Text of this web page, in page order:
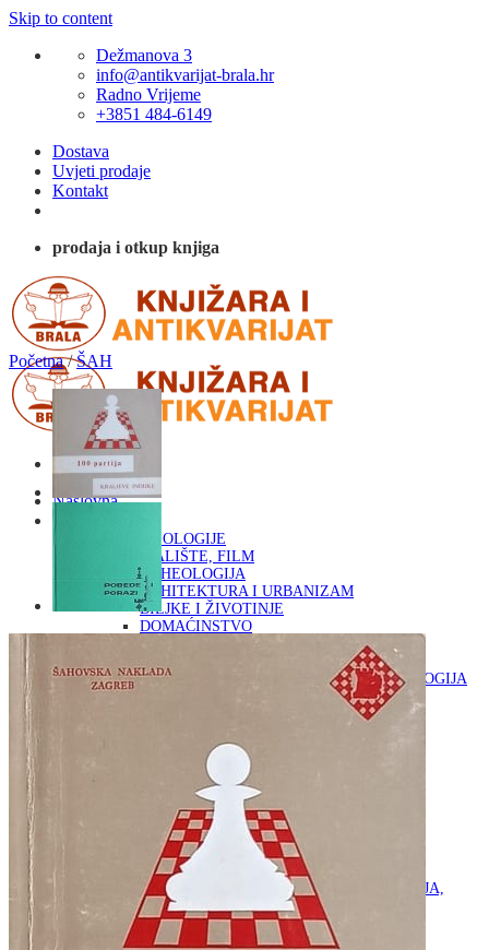
Skip to content
Dežmanova 3
info@antikvarijat-brala.hr
Radno Vrijeme
+3851 484-6149
Dostava
Uvjeti prodaje
Kontakt
prodaja i otkup knjiga
Naslovna
KNJIGE
OD ARHEOLOGIJE
DO KAZALIŠTE, FILM
ARHEOLOGIJA
ARHITEKTURA I URBANIZAM
BILJKE I ŽIVOTINJE
DOMAĆINSTVO
FILOZOFIJA, SOCIOLOGIJA, ANTROPOLOGIJA
OD KNJIŽEVNOST
KNJIŽEVNOST
LIKOVNA UMJETNOST
LJEKOVITO BILJE I ZDRAVLJE
MITOLOGIJA
POVIJEST I PUBLICISTIKA
PRIRODNE ZNANOSTI
PSIHOLOGIJA, POPULARNA PSIHOLOGIJA,
ALTERNATIVA
RAZNO
RELIGIJA
Početna / ŠAH